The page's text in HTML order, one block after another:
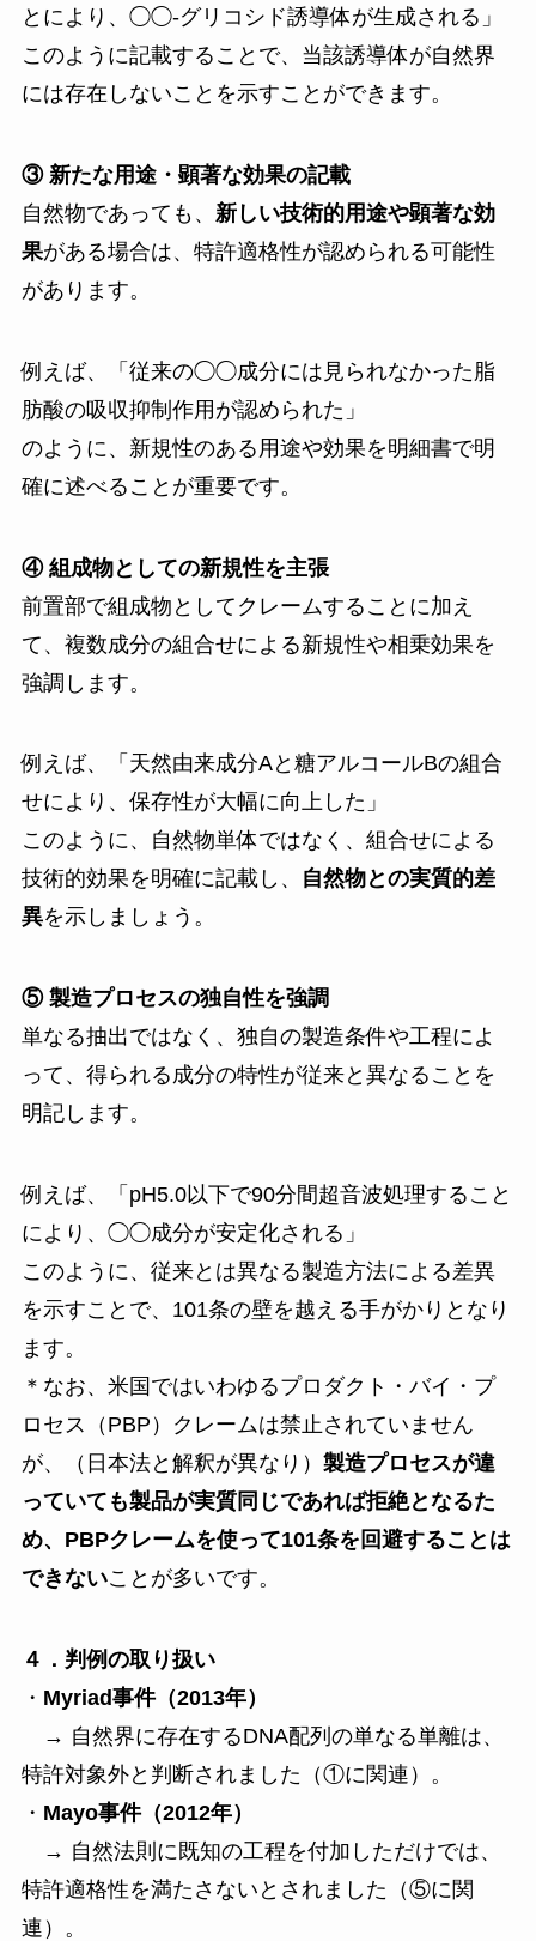
とにより、◯◯-グリコシド誘導体が生成される」
このように記載することで、当該誘導体が自然界
には存在しないことを示すことができます。
③ 新たな用途・顕著な効果の記載
自然物であっても、 新しい技術的用途や顕著な効
果がある場合は、特許適格性が認められる可能性
があります。
例えば、「従来の◯◯成分には見られなかった脂
肪酸の吸収抑制作用が認められた」
のように、新規性のある用途や効果を明細書で明
確に述べることが重要です。
④ 組成物としての新規性を主張
前置部で組成物としてクレームすることに加え
て、複数成分の組合せによる新規性や相乗効果を
強調します。
例えば、「天然由来成分Aと糖アルコールBの組合
せにより、保存性が大幅に向上した」
このように、自然物単体ではなく、組合せによる
技術的効果を明確に記載し、
自然物との実質的差
異を示しましょう。
⑤ 製造プロセスの独自性を強調
単なる抽出ではなく、独自の製造条件や工程によ
って、得られる成分の特性が従来と異なることを
明記します。
例えば、「pH5.0以下で90分間超音波処理すること
により、◯◯成分が安定化される」
このように、従来とは異なる製造方法による差異
を示すことで、101条の壁を越える手がかりとなり
ます。
＊なお、米国ではいわゆるプロダクト・バイ・プ
ロセス（PBP）クレームは禁止されていません
が、（日本法と解釈が異なり） 製造プロセスが違
っていても製品が実質同じであれば拒絶となるた
め、PBPクレームを使って101条を回避することは
できないことが多いです。
４．判例の取り扱い
・ Myriad事件（2013年）
→ 自然界に存在するDNA配列の単なる単離は、
特許対象外と判断されました（①に関連）。
・ Mayo事件（2012年）
→ 自然法則に既知の工程を付加しただけでは、
特許適格性を満たさないとされました（⑤に関
連）。